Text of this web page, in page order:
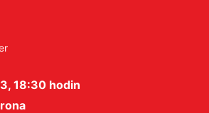
18:30 hodin